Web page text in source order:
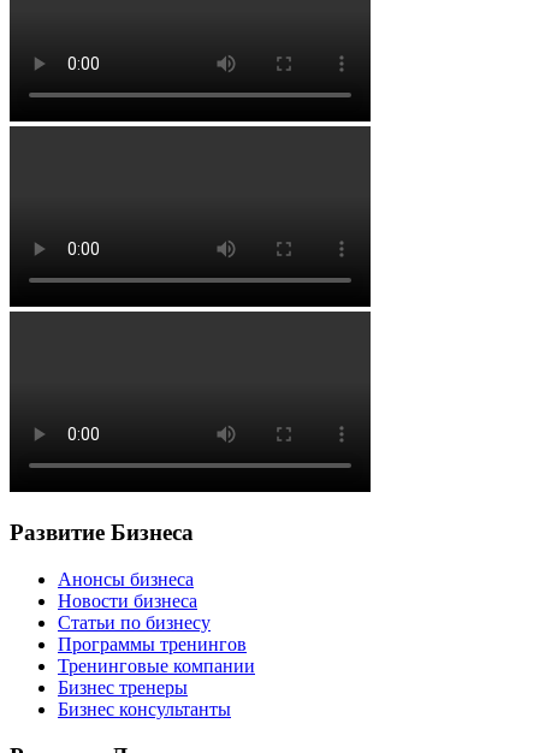
Развитие Бизнеса
Анонсы бизнеса
Новости бизнеса
Статьи по бизнесу
Программы тренингов
Тренинговые компании
Бизнес тренеры
Бизнес консультанты